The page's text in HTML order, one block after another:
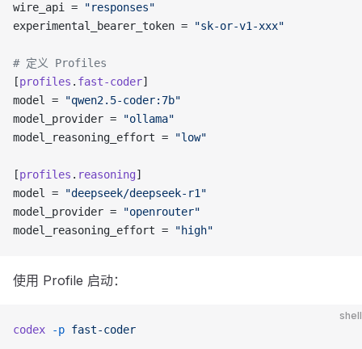
wire_api =
"responses"
experimental_bearer_token =
"sk-or-v1-xxx"
# 定义 Profiles
[profiles . fast-coder]
model =
"qwen2.5-coder:7b"
model_provider =
"ollama"
model_reasoning_effort =
"low"
[profiles . reasoning]
model =
"deepseek/deepseek-r1"
model_provider =
"openrouter"
model_reasoning_effort =
"high"
使用 Profile 启动：
shell
codex -p fast-coder